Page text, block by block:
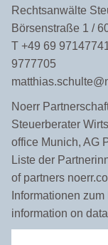
Rechtsanwälte
Börsenstraße 1 /
T +49 69
9777705
Noerr
Steuerberater
office Munich, AG
Liste der
of partners
Informationen
information on